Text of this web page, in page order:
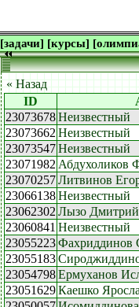
[задачи] [курсы]
« Назад
ID
23073678Неизвестный
23073662 Неизвестный
23073547Неизвестный
23071982 Абдухоликов
23070257Литвинов
23066138Неизвестный
23062302 Лызо
23060841 Неизвестный
23055223Фахриддинов
23055183
23054798Ермуханов
23051629Каешко